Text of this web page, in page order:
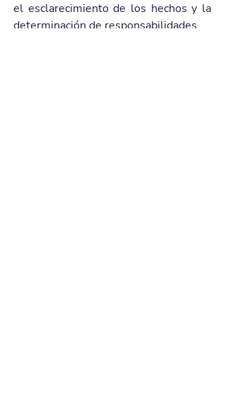
el esclarecimiento de los hechos y la
determinación de responsabilidades.